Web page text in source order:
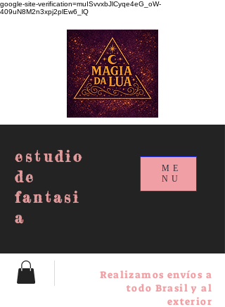
google-site-verification=muISvvxbJlCyqe4eG_oW-
409uN8M2n3xpj2plEw6_lQ
estudio
de
fantasi
a
ME
NU
Realizamos envíos a
todo Brasil y al
exterior